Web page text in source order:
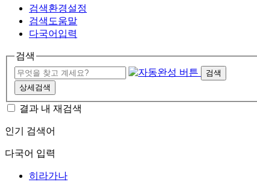
검색환경설정
검색도움말
다국어입력
검색
검색
상세검색
결과 내 재검색
인기 검색어
다국어 입력
히라가나